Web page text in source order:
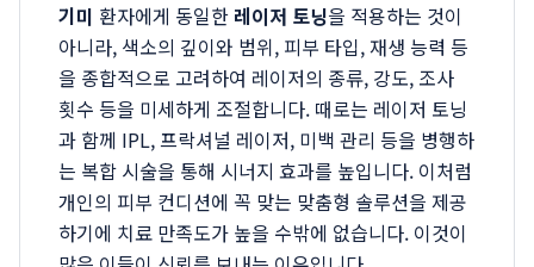
기미 환자에게 동일한 레이저 토닝을 적용하는 것이
아니라, 색소의 깊이와 범위, 피부 타입, 재생 능력 등
을 종합적으로 고려하여 레이저의 종류, 강도, 조사
횟수 등을 미세하게 조절합니다. 때로는 레이저 토닝
과 함께 IPL, 프락셔널 레이저, 미백 관리 등을 병행하
는 복합 시술을 통해 시너지 효과를 높입니다. 이처럼
개인의 피부 컨디션에 꼭 맞는 맞춤형 솔루션을 제공
하기에 치료 만족도가 높을 수밖에 없습니다. 이것이